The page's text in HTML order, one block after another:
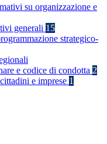
su organizzazione e
generali 15
strategico-
e codice di condotta 2
e imprese 1